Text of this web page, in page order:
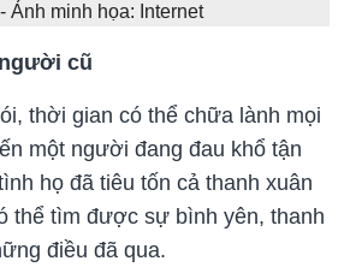
Ảnh minh họa: Internet
cũ
thời gian có thể chữa lành mọi
một người đang đau khổ tận
họ đã tiêu tốn cả thanh xuân
thể tìm được sự bình yên, thanh
điều đã qua.